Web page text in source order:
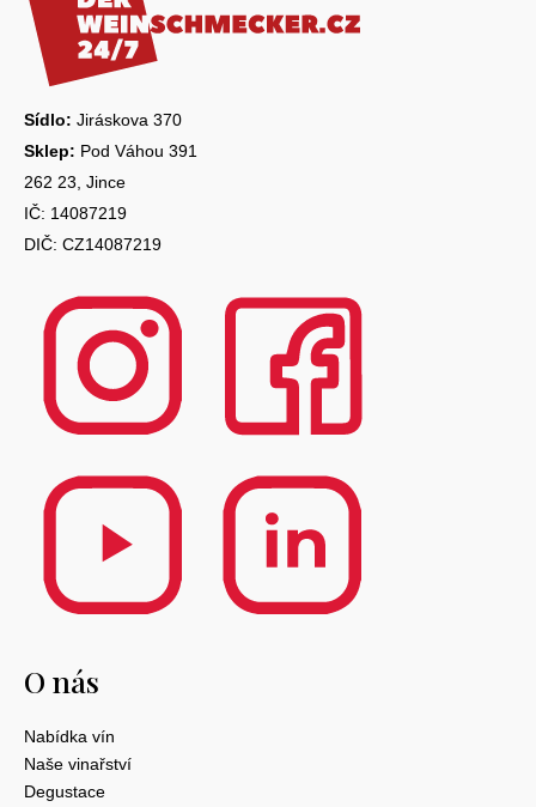
Sídlo: Jiráskova 370
Sklep: Pod Váhou 391
262 23, Jince
IČ: 14087219
DIČ: CZ14087219
O nás
Nabídka vín
Naše vinařství
Degustace